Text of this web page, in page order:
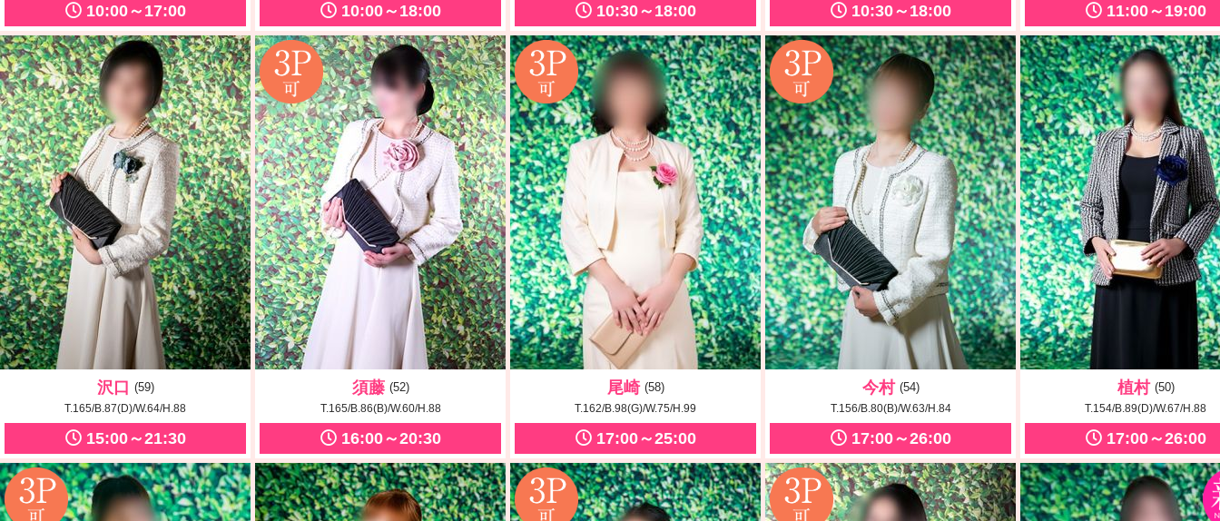
10:00～17:00 10:00～18:00 10:30～18:00 10:30～18:00 11:00～19:00
沢口 (59)
T.165/B.87(D)/W.64/H.88
15:00～21:30
須藤 (52)
T.165/B.86(B)/W.60/H.88
16:00～20:30
尾崎 (58)
T.162/B.98(G)/W.75/H.99
17:00～25:00
今村 (54)
T.156/B.80(B)/W.63/H.84
17:00～26:00
植村 (50)
T.154/B.89(D)/W.67/H.88
17:00～26:00